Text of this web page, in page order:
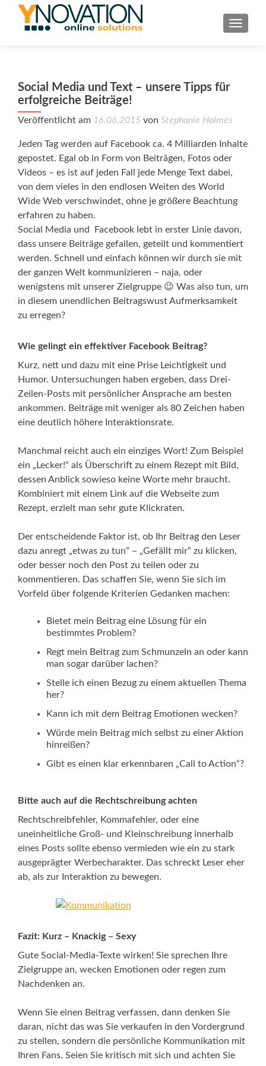
Social Media und Text – unsere Tipps für
erfolgreiche Beiträge!
Veröffentlicht am 16.06.2015 von Stephanie Holmes
Jeden Tag werden auf Facebook ca. 4 Milliarden Inhalte
gepostet. Egal ob in Form von Beiträgen, Fotos oder
Videos – es ist auf jeden Fall jede Menge Text dabei,
von dem vieles in den endlosen Weiten des World
Wide Web verschwindet, ohne je größere Beachtung
erfahren zu haben.
Social Media und Facebook lebt in erster Linie davon,
dass unsere Beiträge gefallen, geteilt und kommentiert
werden. Schnell und einfach können wir durch sie mit
der ganzen Welt kommunizieren – naja, oder
wenigstens mit unserer Zielgruppe 😉 Was also tun, um
in diesem unendlichen Beitragswust Aufmerksamkeit
zu erregen?
Wie gelingt ein effektiver Facebook Beitrag?
Kurz, nett und dazu mit eine Prise Leichtigkeit und
Humor. Untersuchungen haben ergeben, dass Drei-
Zeilen-Posts mit persönlicher Ansprache am besten
ankommen. Beiträge mit weniger als 80 Zeichen haben
eine deutlich höhere Interaktionsrate.
Manchmal reicht auch ein einziges Wort! Zum Beispiel
ein „Lecker!“ als Überschrift zu einem Rezept mit Bild,
dessen Anblick sowieso keine Worte mehr braucht.
Kombiniert mit einem Link auf die Webseite zum
Rezept, erzielt man sehr gute Klickraten.
Der entscheidende Faktor ist, ob Ihr Beitrag den Leser
dazu anregt „etwas zu tun“ – „Gefällt mir“ zu klicken,
oder besser noch den Post zu teilen oder zu
kommentieren. Das schaffen Sie, wenn Sie sich im
Vorfeld über folgende Kriterien Gedanken machen:
Bietet mein Beitrag eine Lösung für ein
bestimmtes Problem?
Regt mein Beitrag zum Schmunzeln an oder kann
man sogar darüber lachen?
Stelle ich einen Bezug zu einem aktuellen Thema
her?
Kann ich mit dem Beitrag Emotionen wecken?
Würde mein Beitrag mich selbst zu einer Aktion
hinreißen?
Gibt es einen klar erkennbaren „Call to Action“?
Bitte auch auf die Rechtschreibung achten
Rechtschreibfehler, Kommafehler, oder eine
uneinheitliche Groß- und Kleinschreibung innerhalb
eines Posts sollte ebenso vermieden wie ein zu stark
ausgeprägter Werbecharakter. Das schreckt Leser eher
ab, als zur Interaktion zu bewegen.
Fazit: Kurz – Knackig – Sexy
Gute Social-Media-Texte wirken! Sie sprechen Ihre
Zielgruppe an, wecken Emotionen oder regen zum
Nachdenken an.
Wenn Sie einen Beitrag verfassen, dann denken Sie
daran, nicht das was Sie verkaufen in den Vordergrund
zu stellen, sondern die persönliche Kommunikation mit
Ihren Fans. Seien Sie kritisch mit sich und achten Sie